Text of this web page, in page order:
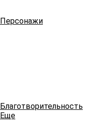
Персонажи
Благотворительность
Еще